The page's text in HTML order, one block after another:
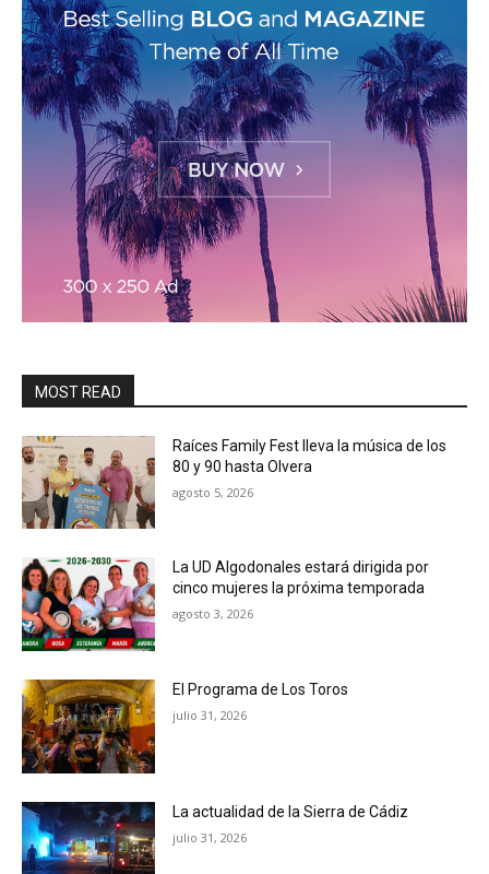
MOST READ
Raíces Family Fest lleva la música de los
80 y 90 hasta Olvera
agosto 5, 2026
La UD Algodonales estará dirigida por
cinco mujeres la próxima temporada
agosto 3, 2026
El Programa de Los Toros
julio 31, 2026
La actualidad de la Sierra de Cádiz
julio 31, 2026